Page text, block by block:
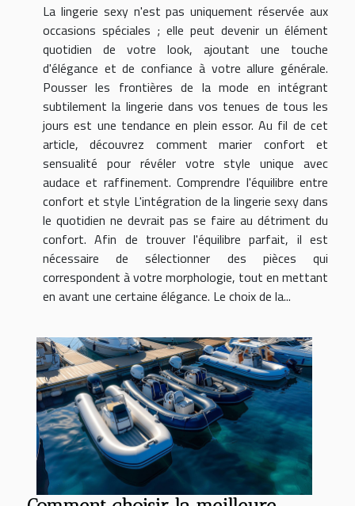
La lingerie sexy n'est pas uniquement réservée aux
occasions spéciales ; elle peut devenir un élément
quotidien de votre look, ajoutant une touche
d'élégance et de confiance à votre allure générale.
Pousser les frontières de la mode en intégrant
subtilement la lingerie dans vos tenues de tous les
jours est une tendance en plein essor. Au fil de cet
article, découvrez comment marier confort et
sensualité pour révéler votre style unique avec
audace et raffinement. Comprendre l'équilibre entre
confort et style L'intégration de la lingerie sexy dans
le quotidien ne devrait pas se faire au détriment du
confort. Afin de trouver l'équilibre parfait, il est
nécessaire de sélectionner des pièces qui
correspondent à votre morphologie, tout en mettant
en avant une certaine élégance. Le choix de la...